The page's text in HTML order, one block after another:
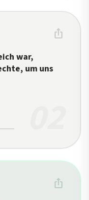
ios_share
war,
um uns
ios_share